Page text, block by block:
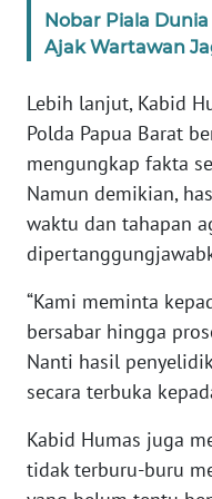
Nobar Piala
Ajak Wartawan
Lebih lanjut, Kabid
Polda Papua Barat
mengungkap fakta
Namun demikian,
waktu dan tahapan
“Kami meminta
bersabar hingga
Nanti hasil
secara terbuka
Kabid Humas juga
tidak terburu-buru
WN
WN
JAMBI
WN
WN
NTB
WN
WN
SULBAR